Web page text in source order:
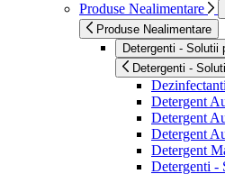
Produse Nealimentare
Produse Nealimentare
Detergenti - Solutii
Detergenti -
Detergent
Detergent
Detergent
Detergent
Detergenti -